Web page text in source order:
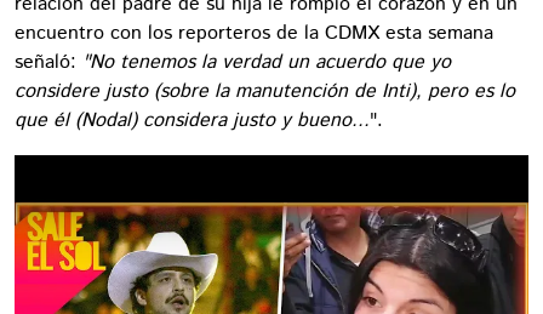
encuentro con los reporteros de la CDMX esta semana
señaló: "No tenemos la verdad un acuerdo que yo
considere justo (sobre la manutención de Inti), pero es lo
que él (Nodal) considera justo y bueno...".